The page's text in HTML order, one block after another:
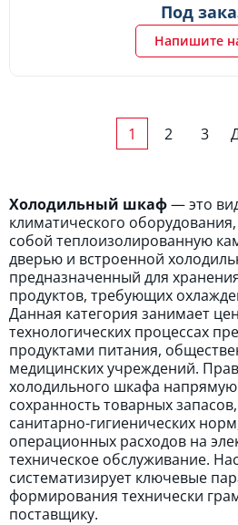
Под
Напишите
1 2 3
Холодильный шкаф— это
климатического
собой теплоизолированную
дверью и встроенной
предназначенный для
продуктов, требующих
Данная категория занимает
технологических процессах
продуктами питания,
медицинских учреждений.
холодильного шкафа
сохранность товарных
санитарно-гигиенических
операционных расходов на
техническое обслуживание.
систематизирует ключевые
формирования технически
поставщику.